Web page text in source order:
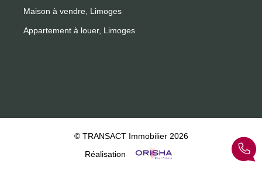
Maison à vendre, Limoges
Appartement à louer, Limoges
© TRANSACT Immobilier 2026
Réalisation